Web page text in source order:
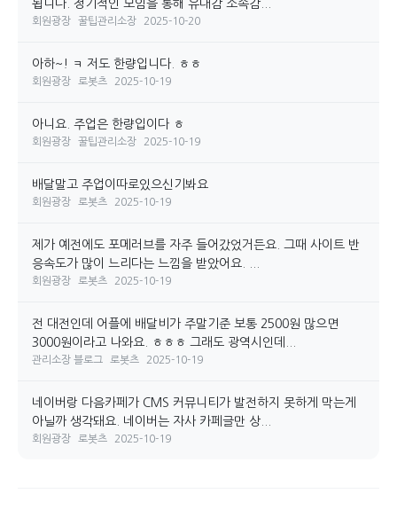
됩니다. 정기적인 모임을 통해 유대감 소속감...
회원광장 꿀팁관리소장 2025-10-20
아하~! ㅋ 저도 한량입니다. ㅎㅎ
회원광장 로봇츠 2025-10-19
아니요. 주업은 한량입이다 ㅎ
회원광장 꿀팁관리소장 2025-10-19
배달말고 주업이따로있으신기봐요
회원광장 로봇츠 2025-10-19
제가 예전에도 포메러브를 자주 들어갔었거든요. 그때 사이트 반
응속도가 많이 느리다는 느낌을 받았어요. ...
회원광장 로봇츠 2025-10-19
전 대전인데 어플에 배달비가 주말기준 보통 2500원 많으면
3000원이라고 나와요. ㅎㅎㅎ 그래도 광역시인데...
관리소장 블로그 로봇츠 2025-10-19
네이버랑 다음카페가 CMS 커뮤니티가 발전하지 못하게 막는게
아닐까 생각돼요. 네이버는 자사 카페글만 상...
회원광장 로봇츠 2025-10-19